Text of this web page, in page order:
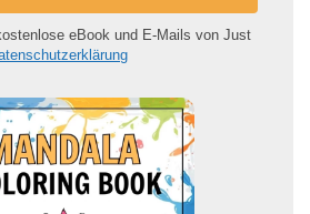
eBook und E-Mails von Just